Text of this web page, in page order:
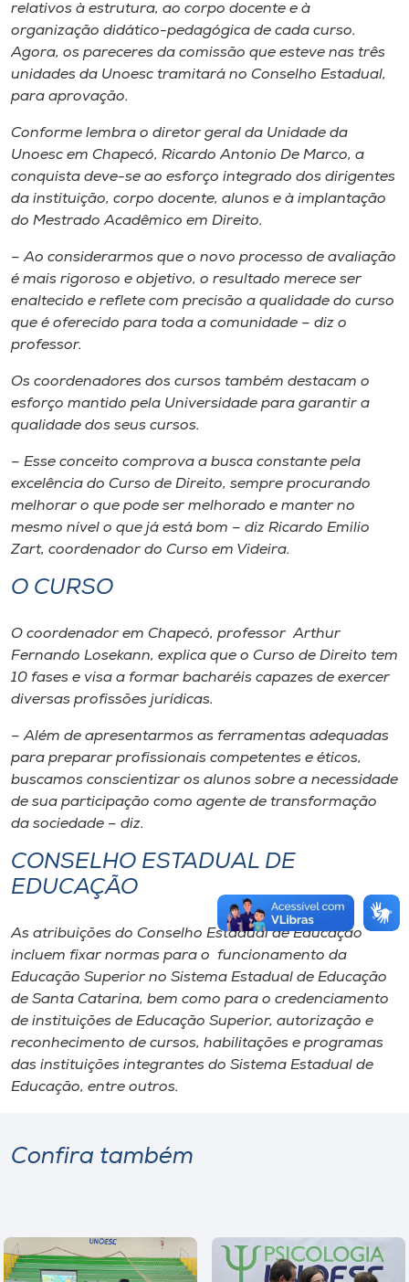
relativos à estrutura, ao corpo docente e à
organização didático-pedagógica de cada curso.
Agora, os pareceres da comissão que esteve nas três
unidades da Unoesc tramitará no Conselho Estadual,
para aprovação.
Conforme lembra o diretor geral da Unidade da
Unoesc em Chapecó, Ricardo Antonio De Marco, a
conquista deve-se ao esforço integrado dos dirigentes
da instituição, corpo docente, alunos e à implantação
do Mestrado Acadêmico em Direito.
– Ao considerarmos que o novo processo de avaliação
é mais rigoroso e objetivo, o resultado merece ser
enaltecido e reflete com precisão a qualidade do curso
que é oferecido para toda a comunidade – diz o
professor.
Os coordenadores dos cursos também destacam o
esforço mantido pela Universidade para garantir a
qualidade dos seus cursos.
– Esse conceito comprova a busca constante pela
excelência do Curso de Direito, sempre procurando
melhorar o que pode ser melhorado e manter no
mesmo nível o que já está bom – diz Ricardo Emilio
Zart, coordenador do Curso em Videira.
O CURSO
O coordenador em Chapecó, professor Arthur
Fernando Losekann, explica que o Curso de Direito tem
10 fases e visa a formar bacharéis capazes de exercer
diversas profissões jurídicas.
– Além de apresentarmos as ferramentas adequadas
para preparar profissionais competentes e éticos,
buscamos conscientizar os alunos sobre a necessidade
de sua participação como agente de transformação
da sociedade – diz.
CONSELHO ESTADUAL DE
EDUCAÇÃO
As atribuições do Conselho Estadual de Educação
incluem fixar normas para o funcionamento da
Educação Superior no Sistema Estadual de Educação
de Santa Catarina, bem como para o credenciamento
de instituições de Educação Superior, autorização e
reconhecimento de cursos, habilitações e programas
das instituições integrantes do Sistema Estadual de
Educação, entre outros.
Confira também